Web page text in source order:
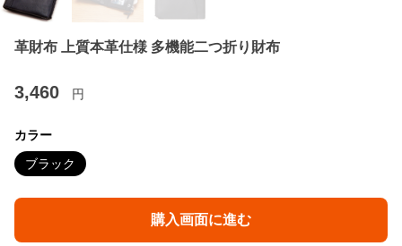
革財布 上質本革仕様 多機能二つ折り財布
3,460 円
カラー
ブラック
購入画面に進む